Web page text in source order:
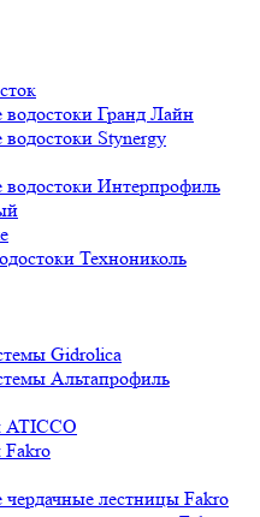
водостоки Гранд Лайн
Stynergy
водостоки Интерпрофиль
Технониколь
Gidrolica
Альтапрофиль
ATICCO
Fakro
чердачные лестницы Fakro